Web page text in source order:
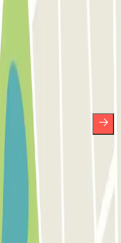
e saiba mais
e muitas outras
de Privacidade para receber
Sem qualquer obrigação,
que quiser na mesma